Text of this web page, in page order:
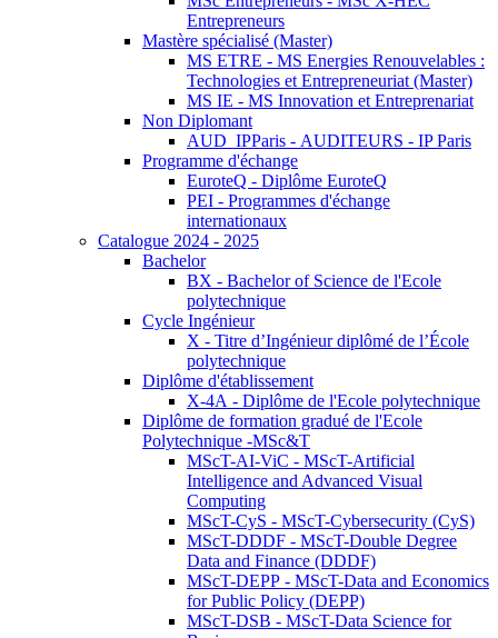
Entrepreneurs
Mastère spécialisé (Master)
MS ETRE - MS Energies Renouvelables :
Technologies et Entrepreneuriat (Master)
MS IE - MS Innovation et Entreprenariat
Non Diplomant
AUD_IPParis - AUDITEURS - IP Paris
Programme d'échange
EuroteQ - Diplôme EuroteQ
PEI - Programmes d'échange
internationaux
Catalogue 2024 - 2025
Bachelor
BX - Bachelor of Science de l'Ecole
polytechnique
Cycle Ingénieur
X - Titre d’Ingénieur diplômé de l’École
polytechnique
Diplôme d'établissement
X-4A - Diplôme de l'Ecole polytechnique
Diplôme de formation gradué de l'Ecole
Polytechnique -MSc&T
MScT-AI-ViC - MScT-Artificial
Intelligence and Advanced Visual
Computing
MScT-CyS - MScT-Cybersecurity (CyS)
MScT-DDDF - MScT-Double Degree
Data and Finance (DDDF)
MScT-DEPP - MScT-Data and Economics
for Public Policy (DEPP)
MScT-DSB - MScT-Data Science for